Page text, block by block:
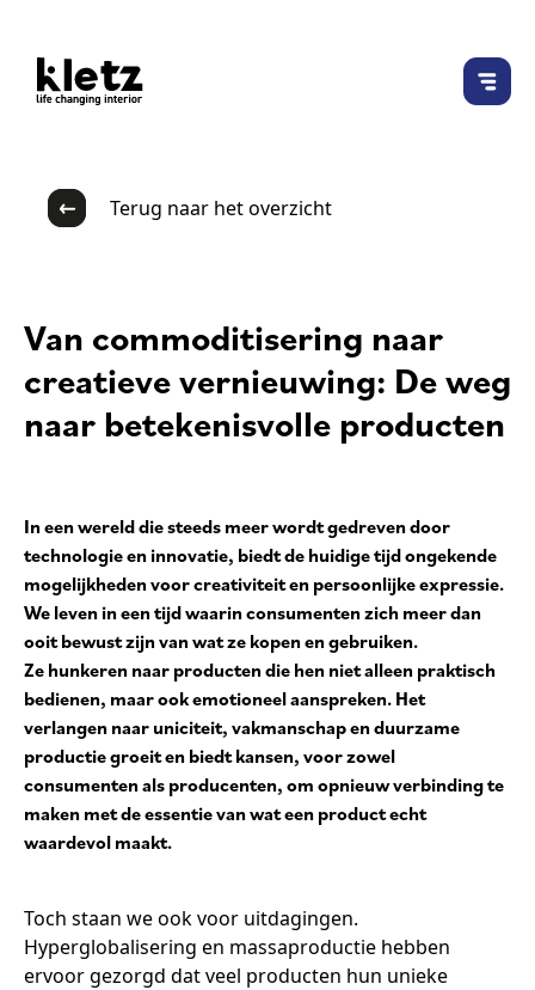
Terug naar het overzicht
Van commoditisering naar
creatieve vernieuwing: De weg
naar betekenisvolle producten
In een wereld die steeds meer wordt gedreven door
technologie en innovatie, biedt de huidige tijd ongekende
mogelijkheden voor creativiteit en persoonlijke expressie.
We leven in een tijd waarin consumenten zich meer dan
ooit bewust zijn van wat ze kopen en gebruiken.
Ze hunkeren naar producten die hen niet alleen praktisch
bedienen, maar ook emotioneel aanspreken. Het
verlangen naar uniciteit, vakmanschap en duurzame
productie groeit en biedt kansen, voor zowel
consumenten als producenten, om opnieuw verbinding te
maken met de essentie van wat een product echt
waardevol maakt.
Toch staan we ook voor uitdagingen.
Hyperglobalisering en massaproductie hebben
ervoor gezorgd dat veel producten hun unieke